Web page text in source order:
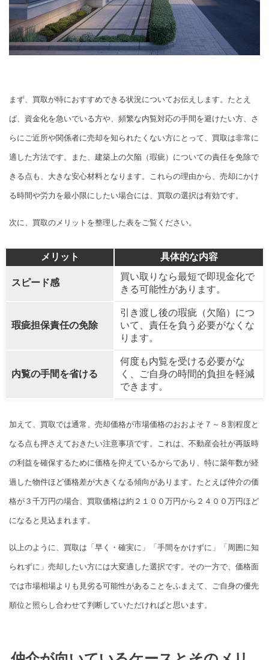
まず、買取が特におすすめできる状況についてお伝えします。たとえ
ば、資金化を急いでいる方や、頻繁な内覧対応の手間を避けたい方、さ
らにご近所や関係者に売却を知られたくない方にとって、買取は非常に
適した方法です。また、建築上の欠陥（瑕疵）についての責任を免除で
きる点も、大きな安心材料となります。これらの理由から、売却にかけ
る時間や労力を最小限にしたい場合には、買取の選択は有効です。
次に、買取のメリットを整理した表をご覧ください。
メリット 具体的な内容
スピード感
買い取りなら最短で即現金化で
きる可能性があります。
瑕疵担保責任の免除
引き渡し後の瑕疵（欠陥）につ
いて、責任を負う必要がなくな
ります。
内覧の手間を省ける
何度も内覧を受ける必要がな
く、ご自身の時間的負担を軽減
できます。
加えて、買取では通常、売却価格が市場価格のおおよそ７～８割程度と
なる点も押さえておきたい注意事項です。これは、不動産会社が再販時
の利益を確保するために価格を抑えているからであり、特に築年数が経
過した物件ほど価格差が大きくなる傾向があります。たとえば仲介の価
格が３千万円の場合、買取価格は約２１００万円から２４００万円ほど
になると見込まれます。
以上のように、買取は「早く・確実に」「手間をかけずに」「周囲に知
られずに」売却したい方には大変適した選択です。その一方で、価格面
では市場相場よりも見劣る可能性があることをふまえて、ご自身の優先
順位と照らし合わせて判断していただければと思います。